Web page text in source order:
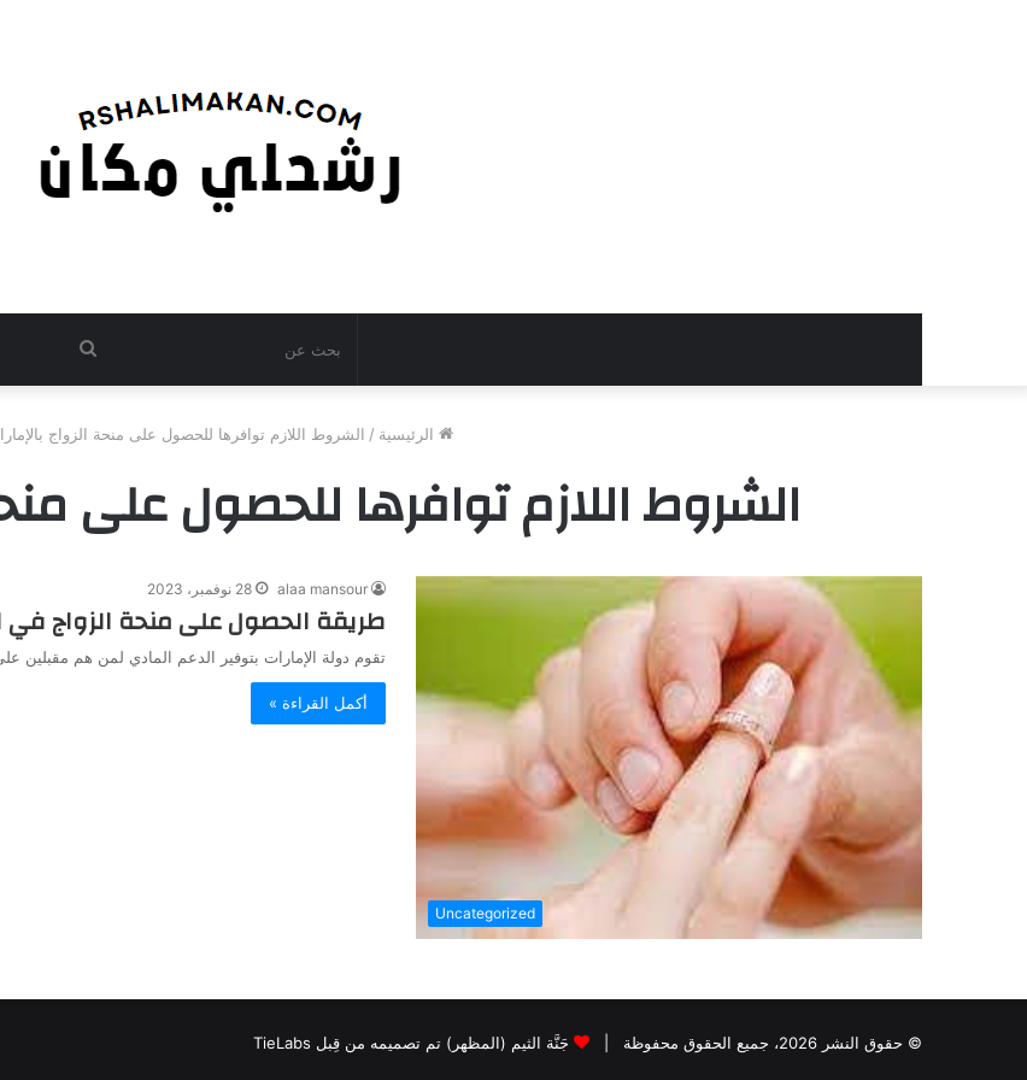
بحث
الرئيسية / الشروط اللازم توافرها للحصول على منحة الزواج
الشروط اللازم توافرها للحصول على
Uncategorized
alaa mansour 28 نوفمبر، 2023
طريقة الحصول على منحة الزواج في
تقوم دولة الإمارات بتوفير الدعم المادي لمن هم
أكمل القراءة »
© حقوق النشر 2026، جميع الحقوق محفوظة | جَنَّة الثيم (المظهر) تم تصميمه من قِبل TieLabs